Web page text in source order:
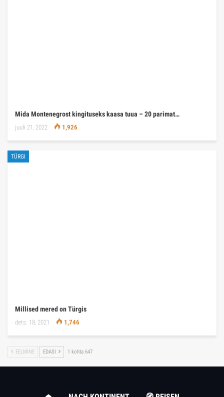
Mida Montenegrost kingituseks kaasa tuua – 20 parimat…
juuli 21, 2022 1,926
TÜRGI
Millised mered on Türgis
dets. 18, 2021 1,746
EELMINE EDASI 1 kohta 647